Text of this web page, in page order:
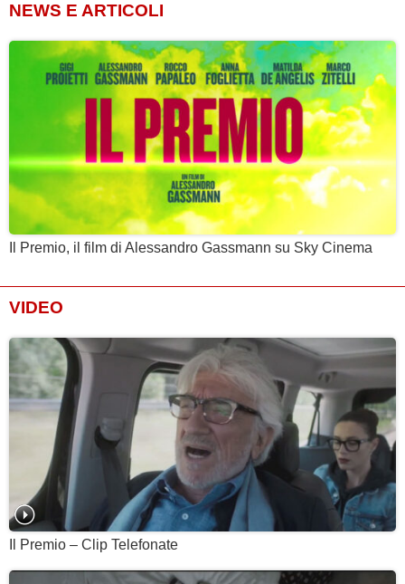
NEWS E ARTICOLI
Il Premio, il film di Alessandro Gassmann su Sky Cinema
VIDEO
Il Premio – Clip Telefonate